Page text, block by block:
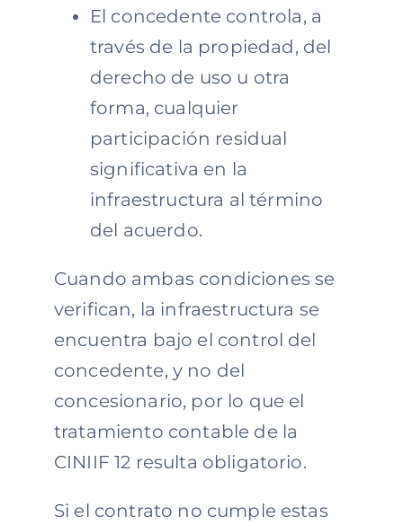
El concedente controla, a
través de la propiedad, del
derecho de uso u otra
forma, cualquier
participación residual
significativa en la
infraestructura al término
del acuerdo.
Cuando ambas condiciones se
verifican, la infraestructura se
encuentra bajo el control del
concedente, y no del
concesionario, por lo que el
tratamiento contable de la
CINIIF 12 resulta obligatorio.
Si el contrato no cumple estas